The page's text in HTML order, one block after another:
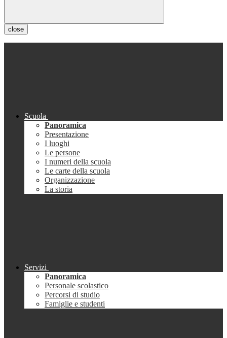
close
Scuola
Panoramica
Presentazione
I luoghi
Le persone
I numeri della scuola
Le carte della scuola
Organizzazione
La storia
Servizi
Panoramica
Personale scolastico
Percorsi di studio
Famiglie e studenti